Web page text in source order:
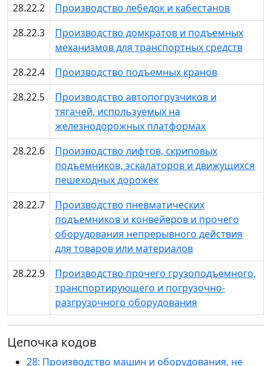
28.22.2
Производство лебедок и кабестанов
28.22.3
Производство домкратов и подъемных
механизмов для транспортных средств
28.22.4
Производство подъемных кранов
28.22.5
Производство автопогрузчиков и
тягачей, используемых на
железнодорожных платформах
28.22.6
Производство лифтов, скриповых
подъемников, эскалаторов и движущихся
пешеходных дорожек
28.22.7
Производство пневматических
подъемников и конвейеров и прочего
оборудования непрерывного действия
для товаров или материалов
28.22.9
Производство прочего грузоподъемного,
транспортирующего и погрузочно-
разгрузочного оборудования
Цепочка кодов
28: Производство машин и оборудования, не